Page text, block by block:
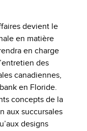
devient le
en matière
en charge
des
canadiennes,
en Floride.
concepts de la
aux succursales
designs